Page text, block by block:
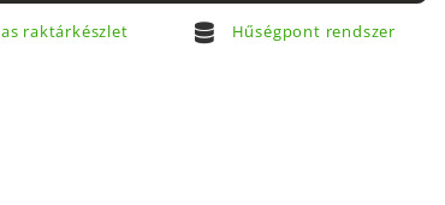
raktárkészlet Hűségpont rendszer